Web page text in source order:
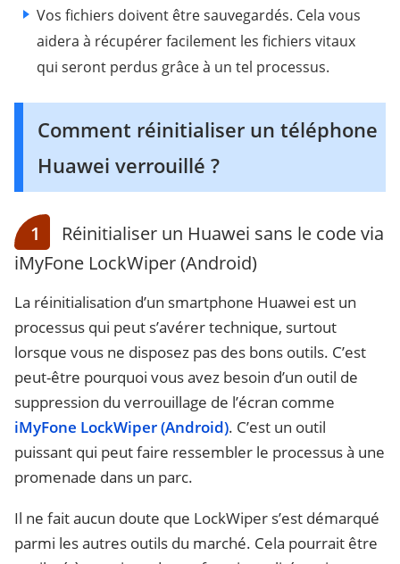
Vos fichiers doivent être sauvegardés. Cela vous
aidera à récupérer facilement les fichiers vitaux
qui seront perdus grâce à un tel processus.
Comment réinitialiser un téléphone
Huawei verrouillé ?
1
Réinitialiser un Huawei sans le code via
iMyFone LockWiper (Android)
La réinitialisation d’un smartphone Huawei est un
processus qui peut s’avérer technique, surtout
lorsque vous ne disposez pas des bons outils. C’est
peut-être pourquoi vous avez besoin d’un outil de
suppression du verrouillage de l’écran comme
iMyFone LockWiper (Android). C’est un outil
puissant qui peut faire ressembler le processus à une
promenade dans un parc.
Il ne fait aucun doute que LockWiper s’est démarqué
parmi les autres outils du marché. Cela pourrait être